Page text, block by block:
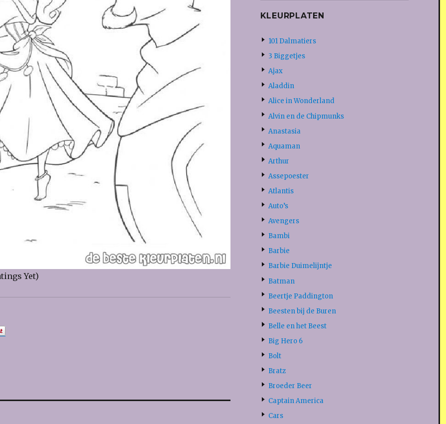
Yet)
KLEURPLATEN
101 Dalmatiers
3 Biggetjes
Ajax
Aladdin
Alice in Wonderland
Alvin en de Chipmunks
Anastasia
Aquaman
Arthur
Assepoester
Atlantis
Auto’s
Avengers
Bambi
Barbie
Barbie Duimelijntje
Batman
Beertje Paddington
Beesten bij de Buren
Belle en het Beest
Big Hero 6
Bolt
Bratz
Broeder Beer
Captain America
Cars